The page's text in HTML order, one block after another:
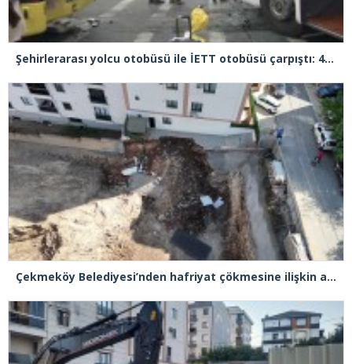
Şehirlerarası yolcu otobüsü ile İETT otobüsü çarpıştı: 4 yaralı
Çekmeköy Belediyesi’nden hafriyat çökmesine ilişkin açıklama